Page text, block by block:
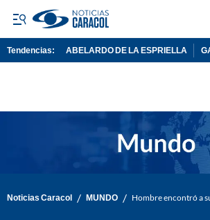
Tendencias: ABELARDO DE LA ESPRIELLA
Noticias Caracol / MUNDO / Hombre encontró a